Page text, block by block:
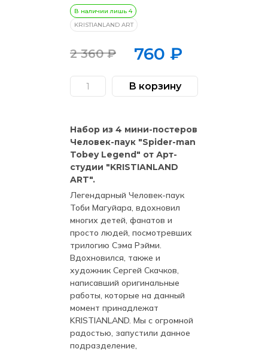
В наличии лишь 4
KRISTIANLAND ART
2 360₽
Первоначальная
цена
составляла
360 ₽.
760₽
Текущая
цена:
760 ₽.
Количество
товара
Мини-
Постеров
Человек-
паук
By
KRISTIANLAND
ART
(Exclusive)
В корзину
Набор из 4 мини-постеров
Человек-паук "Spider-man
Tobey Legend" от Арт-
студии "KRISTIANLAND
ART".
Легендарный Человек-паук
Тоби Магуйара, вдохновил
многих детей, фанатов и
просто людей, посмотревших
трилогию Сэма Рэйми.
Вдохновился, также и
художник Сергей Скачков,
написавший оригинальные
работы, которые на данный
момент принадлежат
KRISTIANLAND. Мы с огромной
радостью, запустили данное
подразделение,